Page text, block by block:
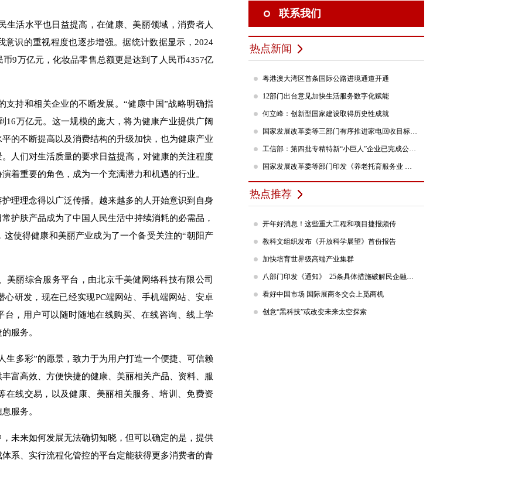
生活水平也日益提高 ，在健康
美丽领域，消费者人
识的重视程度也逐步增强。据统计数据显示，2024
币9万亿元，化妆品零售总额更是达到了 人民币4357亿
支持和相关企业的不断发展。“健康中国”战略明确指
16万亿元。这一规模的庞大，将为健康产业提供广阔
的不断提高以及消费结构的升级加快，也为健康产业
人们对生活质量的要求日益提高，对健康的关注程度
着重要的角色，成为一个充满潜力和机遇的行业。
理理念得以广泛传播。越来越多的人开始意识到自身
护肤产品成为了中国人民生活中持续消耗的必需品，
这使得健康和美丽产业成为了一个备受关注的“朝阳产
美丽综合服务平台 ， 由北京千美健网络科技有限公司
心研发， 现在已经实现PC端网站、手机端网站、 安卓
台，用户可以随时随地在线购买
在线咨询 、线上学
服务。
生多彩”的愿景，致力于为用户打造一个便捷、可信赖
富高效、方便快捷的健康、美丽相关产品、资料、
服
在线交易，以及健康、 美丽相关服务、培训、免费资
服务。
未来如何发展无法确切知晓，但可以确定的是，提供
系、实行流程化管控的平台定能获得更多消费者的青
联系我们
热点新闻
粤港澳大湾区首条国际公路进境通道开通
12部门出台意见加快生活服务数字化赋能
何立峰：创新型国家建设取得历史性成就
国家发展改革委等三部门有序推进家电回收目标责任制行动
工信部：第四批专精特新“小巨人”企业已完成公示，民营企业占84%
国家发展改革委等部门印发《养老托育服务业 纾困扶持若干政策措施》的通知
热点推荐
开年好消息！这些重大工程和项目捷报频传
教科文组织发布《开放科学展望》首份报告
加快培育世界级高端产业集群
八部门印发《通知》 25条具体措施破解民企融资难题
看好中国市场 国际展商冬交会上觅商机
创意“黑科技”或改变未来太空探索